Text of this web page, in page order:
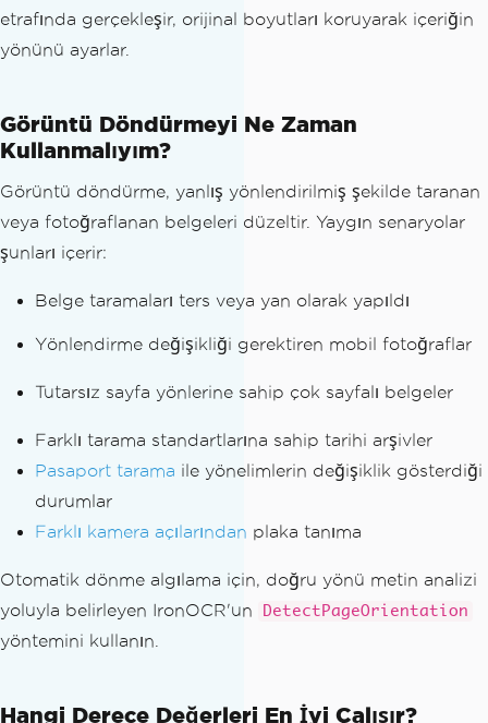
etrafında gerçekleşir, orijinal boyutları koruyarak içeriğin
yönünü ayarlar.
Görüntü Döndürmeyi Ne Zaman
Kullanmalıyım?
Görüntü döndürme, yanlış yönlendirilmiş şekilde taranan
veya fotoğraflanan belgeleri düzeltir. Yaygın senaryolar
şunları içerir:
Belge taramaları ters veya yan olarak yapıldı
Yönlendirme değişikliği gerektiren mobil fotoğraflar
Tutarsız sayfa yönlerine sahip çok sayfalı belgeler
Farklı tarama standartlarına sahip tarihi arşivler
Pasaport tarama ile yönelimlerin değişiklik gösterdiği
durumlar
Farklı kamera açılarından plaka tanıma
Otomatik dönme algılama için, doğru yönü metin analizi
yoluyla belirleyen IronOCR'un
DetectPageOrientation
yöntemini kullanın.
Hangi Derece Değerleri En İyi Çalışır?